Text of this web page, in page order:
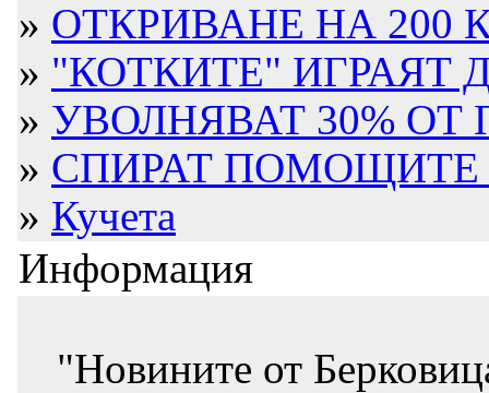
» ОТКРИВАНЕ НА 200
» "КОТКИТЕ" ИГРАЯТ
» УВОЛНЯВАТ 30%
» СПИРАТ ПОМОЩИТЕ
» Кучета
Информация
"Новините от